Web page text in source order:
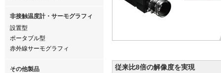
非接触温度計・サーモグラフィ
設置型
ポータブル型
赤外線サーモグラフィ
その他製品
従来比8倍の解像度を実現